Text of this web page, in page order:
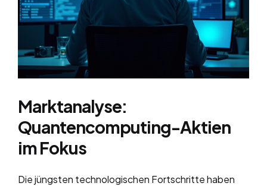
Marktanalyse:
Quantencomputing-Aktien
im Fokus
Die jüngsten technologischen Fortschritte haben